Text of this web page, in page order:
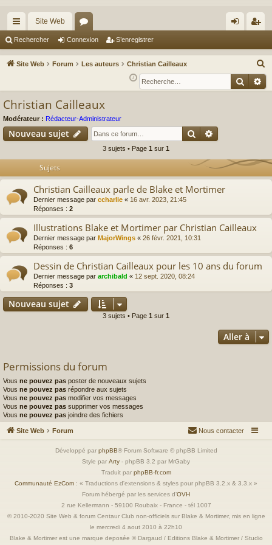
cc
ès
Site Web
or
u ne
xi
nr
eg
Rechercher Connexion S’enregistrer
Site Web Forum Les auteurs Christian Cailleaux
e
c
Christian Cailleaux
Modérateur : Rédacteur-Administrateur
Nouveau sujet Rechercher
3 sujets • Page 1 sur 1
Sujets
Christian Cailleaux parle de Blake et Mortimer
Dernier message par ccharlie « 16 avr. 2023, 21:45
Réponses : 2
Illustrations Blake et Mortimer par Christian Cailleaux
Dernier message par MajorWings « 26 févr. 2021, 10:31
Réponses : 6
Dessin de Christian Cailleaux pour les 10 ans du forum
Dernier message par archibald « 12 sept. 2020, 08:24
Réponses : 3
Nouveau sujet
3 sujets • Page 1 sur 1
Aller à
Permissions du forum
Vous ne pouvez pas poster de nouveaux sujets
Vous ne pouvez pas répondre aux sujets
Vous ne pouvez pas modifier vos messages
Vous ne pouvez pas supprimer vos messages
Vous ne pouvez pas joindre des fichiers
Site Web Forum Nous contacter
Développé par phpBB® Forum Software © phpBB Limited
Style par Arty - phpBB 3.2 par MrGaby
Traduit par phpBB-fr.com
Communauté EzCom : « Traductions d'extensions & styles pour phpBB 3.2.x & 3.3.x »
Forum hébergé par les services d’OVH
2 rue Kellermann - 59100 Roubaix - France - tél 1007
© 2010-2020 Site Web & forum Centaur Club non-officiels sur Blake & Mortimer, mis en ligne
le mercredi 4 aout 2010 à 22h10
Blake & Mortimer est une marque deposée © Dargaud / Editions Blake & Mortimer / Studio